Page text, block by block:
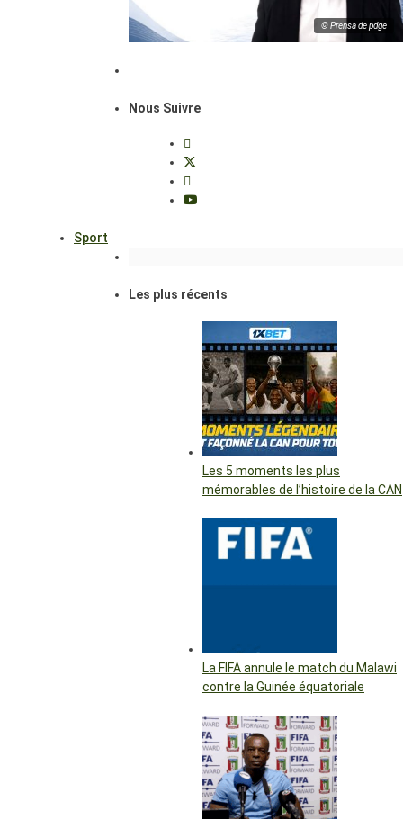
© Prensa de pdge
Nous Suivre
Sport
Les plus récents
Les 5 moments les plus
mémorables de l’histoire de la CAN
La FIFA annule le match du Malawi
contre la Guinée équatoriale